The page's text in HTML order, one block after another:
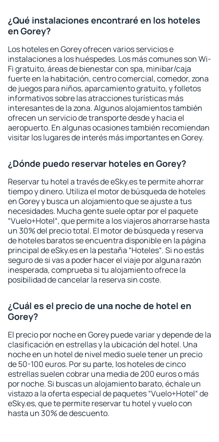
¿Qué instalaciones encontraré en los hoteles
en Gorey?
Los hoteles en Gorey ofrecen varios servicios e
instalaciones a los huéspedes. Los más comunes son Wi-
Fi gratuito, áreas de bienestar con spa, minibar/caja
fuerte en la habitación, centro comercial, comedor, zona
de juegos para niños, aparcamiento gratuito, y folletos
informativos sobre las atracciones turísticas más
interesantes de la zona. Algunos alojamientos también
ofrecen un servicio de transporte desde y hacia el
aeropuerto. En algunas ocasiones también recomiendan
visitar los lugares de interés más importantes en Gorey.
¿Dónde puedo reservar hoteles en Gorey?
Reservar tu hotel a través de eSky.es te permite ahorrar
tiempo y dinero. Utiliza el motor de búsqueda de hoteles
en Gorey y busca un alojamiento que se ajuste a tus
necesidades. Mucha gente suele optar por el paquete
“Vuelo+Hotel“, que permite a los viajeros ahorrarse hasta
un 30% del precio total. El motor de búsqueda y reserva
de hoteles baratos se encuentra disponible en la página
principal de eSky.es en la pestaña “Hoteles“. Si no estás
seguro de si vas a poder hacer el viaje por alguna razón
inesperada, comprueba si tu alojamiento ofrece la
posibilidad de cancelar la reserva sin coste.
¿Cuál es el precio de una noche de hotel en
Gorey?
El precio por noche en Gorey puede variar y depende de la
clasificación en estrellas y la ubicación del hotel. Una
noche en un hotel de nivel medio suele tener un precio
de 50-100 euros. Por su parte, los hoteles de cinco
estrellas suelen cobrar una media de 200 euros o más
por noche. Si buscas un alojamiento barato, échale un
vistazo a la oferta especial de paquetes “Vuelo+Hotel“ de
eSky.es, que te permite reservar tu hotel y vuelo con
hasta un 30% de descuento.